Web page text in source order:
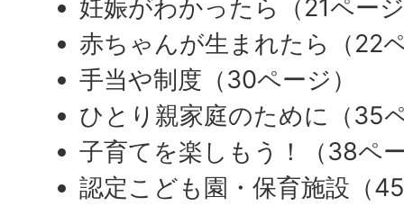
妊娠がわかったら（21ペー
赤ちゃんが生まれたら（22
手当や制度（30ページ）
ひとり親家庭のために（35
子育てを楽しもう！（38ペ
認定こども園・保育施設（